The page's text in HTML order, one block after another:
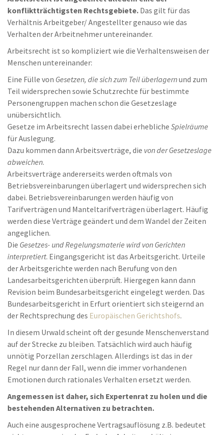
konfliktträchtigsten Rechtsgebiete. Das gilt für das
Verhältnis Arbeitgeber/ Angestellter genauso wie das
Verhalten der Arbeitnehmer untereinander.
Arbeitsrecht ist so kompliziert wie die Verhaltensweisen der
Menschen untereinander:
Eine Fülle von Gesetzen, die sich zum Teil überlagernund zum
Teil widersprechen sowie Schutzrechte für bestimmte
Personengruppen machen schon die Gesetzeslage
unübersichtlich.
Gesetze im Arbeitsrecht lassen dabei erhebliche Spielräume
für Auslegung.
Dazu kommen dann Arbeitsverträge, die von der Gesetzeslage
abweichen.
Arbeitsverträge andererseits werden oftmals von
Betriebsvereinbarungen überlagert und widersprechen sich
dabei. Betriebsvereinbarungen werden häufig von
Tarifverträgen und Manteltarifverträgen überlagert. Häufig
werden diese Verträge geändert und dem Wandel der Zeiten
angeglichen.
Die Gesetzes- und Regelungsmaterie wird von Gerichten
interpretiert. Eingangsgericht ist das Arbeitsgericht. Urteile
der Arbeitsgerichte werden nach Berufung von den
Landesarbeitsgerichten überprüft. Hiergegen kann dann
Revision beim Bundesarbeitsgericht eingelegt werden. Das
Bundesarbeitsgericht in Erfurt orientiert sich steigernd an
der Rechtsprechung des Europäischen Gerichtshofs.
In diesem Urwald scheint oft der gesunde Menschenverstand
auf der Strecke zu bleiben. Tatsächlich wird auch häufig
unnötig Porzellan zerschlagen. Allerdings ist das in der
Regel nur dann der Fall, wenn die immer vorhandenen
Emotionen durch rationales Verhalten ersetzt werden.
Angemessen ist daher, sich Expertenrat zu holen und die
bestehenden Alternativen zu betrachten.
Auch eine ausgesprochene Vertragsauflösung z.B. bedeutet